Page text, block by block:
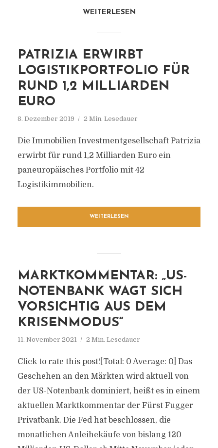
WEITERLESEN
PATRIZIA ERWIRBT
LOGISTIKPORTFOLIO FÜR
RUND 1,2 MILLIARDEN
EURO
8. Dezember 2019 2 Min. Lesedauer
Die Immobilien Investmentgesellschaft Patrizia
erwirbt für rund 1,2 Milliarden Euro ein
paneuropäisches Portfolio mit 42
Logistikimmobilien.
WEITERLESEN
MARKTKOMMENTAR: „US-
NOTENBANK WAGT SICH
VORSICHTIG AUS DEM
KRISENMODUS“
11. November 2021 2 Min. Lesedauer
Click to rate this post![Total: 0 Average: 0] Das
Geschehen an den Märkten wird aktuell von
der US-Notenbank dominiert, heißt es in einem
aktuellen Marktkommentar der Fürst Fugger
Privatbank. Die Fed hat beschlossen, die
monatlichen Anleihekäufe von bislang 120